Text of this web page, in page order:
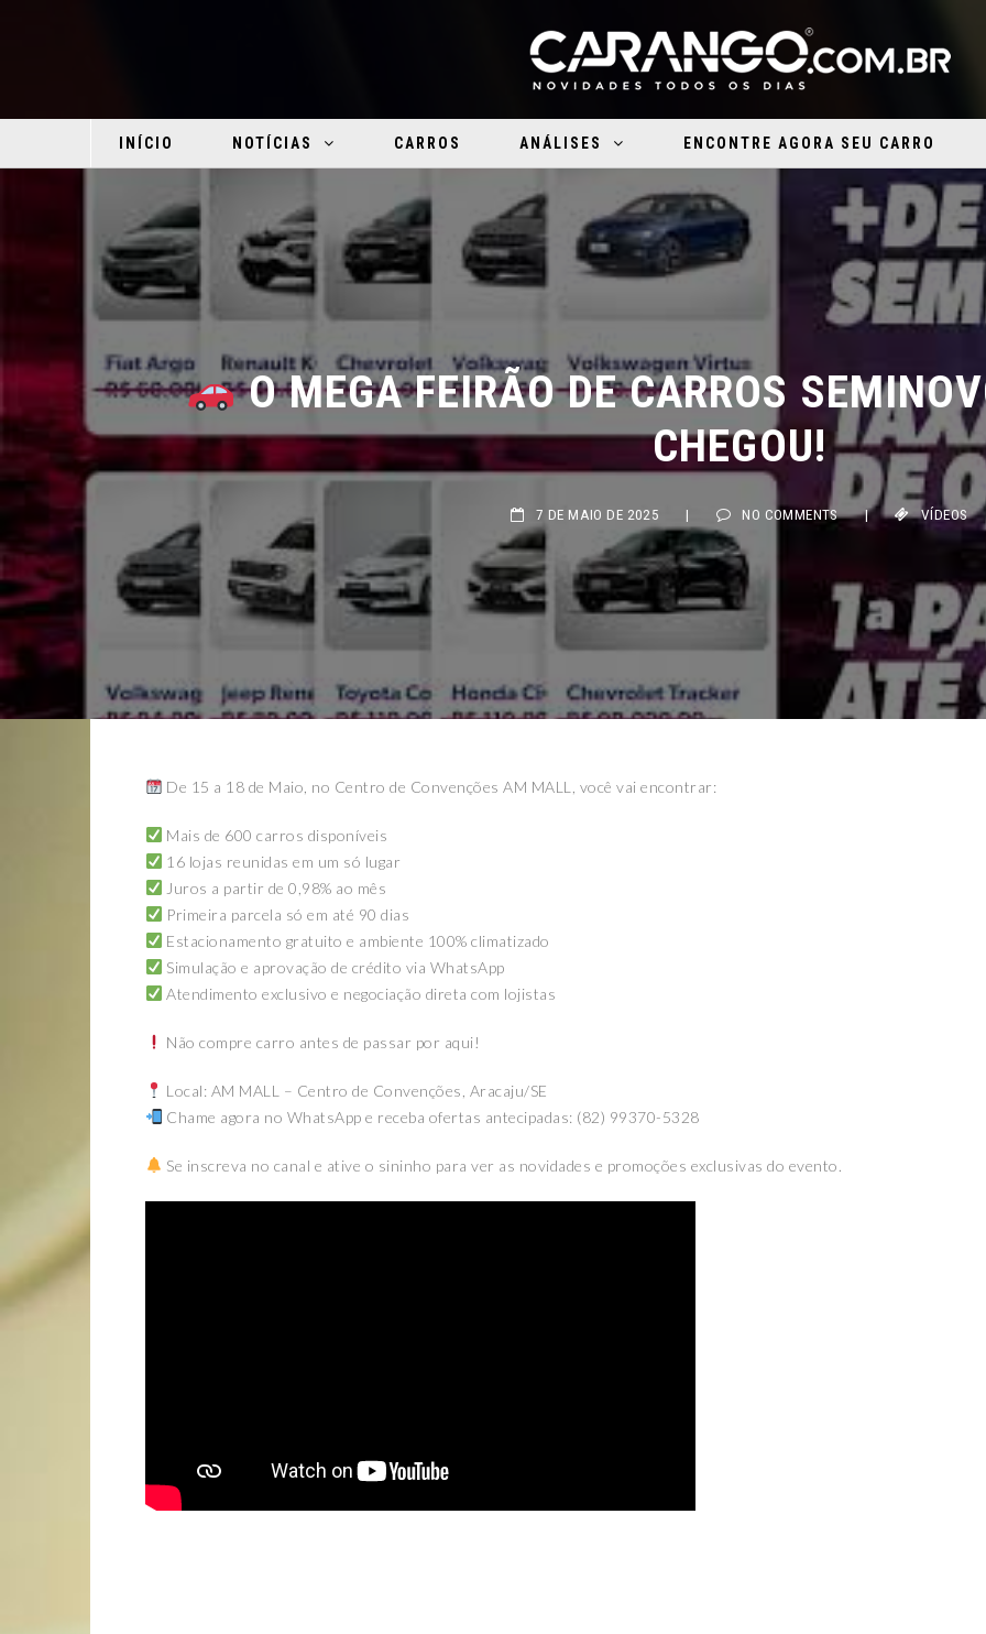
INÍCIO NOTÍCIAS CARROS ANÁLISES ENCONTRE AGORA SEU CARRO
O MEGA FEIRÃO DE CARROS
CHEGOU!
VÍDEOS
De 15 a 18 de Maio, no Centro de Convenções AM MALL, você vai encontrar:
Mais de 600 carros disponíveis
16 lojas reunidas em um só lugar
Juros a partir de 0,98% ao mês
Primeira parcela só em até 90 dias
Estacionamento gratuito e ambiente 100% climatizado
Simulação e aprovação de crédito via WhatsApp
Atendimento exclusivo e negociação direta com lojistas
Não compre carro antes de passar por aqui!
Local: AM MALL – Centro de Convenções, Aracaju/SE
Chame agora no WhatsApp e receba ofertas antecipadas: (82) 99370-5328
Se inscreva no canal e ative o sininho para ver as novidades e promoções exclusivas do evento.
VÍDEOS